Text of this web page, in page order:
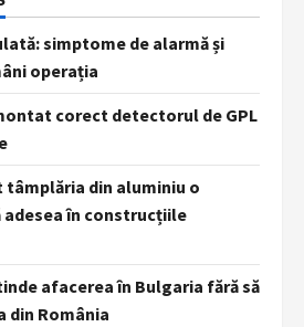
simptome de alarmă și
operația
corect detectorul de GPL
tâmplăria din aluminiu o
adesea în construcțiile
afacerea în Bulgaria fără să
din România